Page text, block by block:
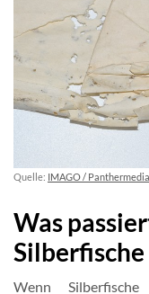
Quelle: IMAGO / Panthermedia
Was
Wenn